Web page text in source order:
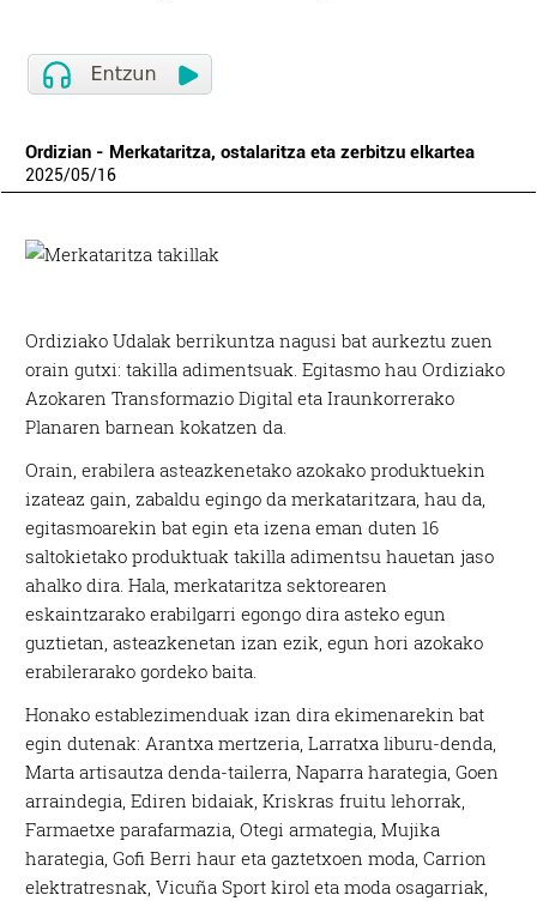
Ordizian - Merkataritza, ostalaritza eta zerbitzu elkartea
2025/05/16
Ordiziako Udalak berrikuntza nagusi bat aurkeztu zuen
orain gutxi: takilla adimentsuak. Egitasmo hau Ordiziako
Azokaren Transformazio Digital eta Iraunkorrerako
Planaren barnean kokatzen da.
Orain, erabilera asteazkenetako azokako produktuekin
izateaz gain, zabaldu egingo da merkataritzara, hau da,
egitasmoarekin bat egin eta izena eman duten 16
saltokietako produktuak takilla adimentsu hauetan jaso
ahalko dira. Hala, merkataritza sektorearen
eskaintzarako erabilgarri egongo dira asteko egun
guztietan, asteazkenetan izan ezik, egun hori azokako
erabilerarako gordeko baita.
Honako establezimenduak izan dira ekimenarekin bat
egin dutenak: Arantxa mertzeria, Larratxa liburu-denda,
Marta artisautza denda-tailerra, Naparra harategia, Goen
arraindegia, Ediren bidaiak, Kriskras fruitu lehorrak,
Farmaetxe parafarmazia, Otegi armategia, Mujika
harategia, Gofi Berri haur eta gaztetxoen moda, Carrion
elektratresnak, Vicuña Sport kirol eta moda osagarriak,